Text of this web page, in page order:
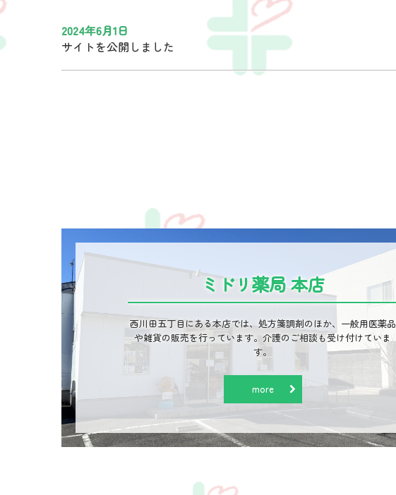
2024年6月1日
サイトを公開しました
ミドリ薬局 本店
西川田五丁目にある本店では、処方箋調剤のほか、一般用医薬品
や雑貨の販売を行っています。介護のご相談も受け付けていま
す。
more